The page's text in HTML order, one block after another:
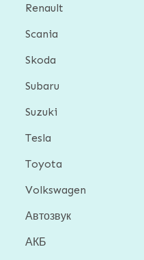
Renault
Scania
Skoda
Subaru
Suzuki
Tesla
Toyota
Volkswagen
Автозвук
АКБ